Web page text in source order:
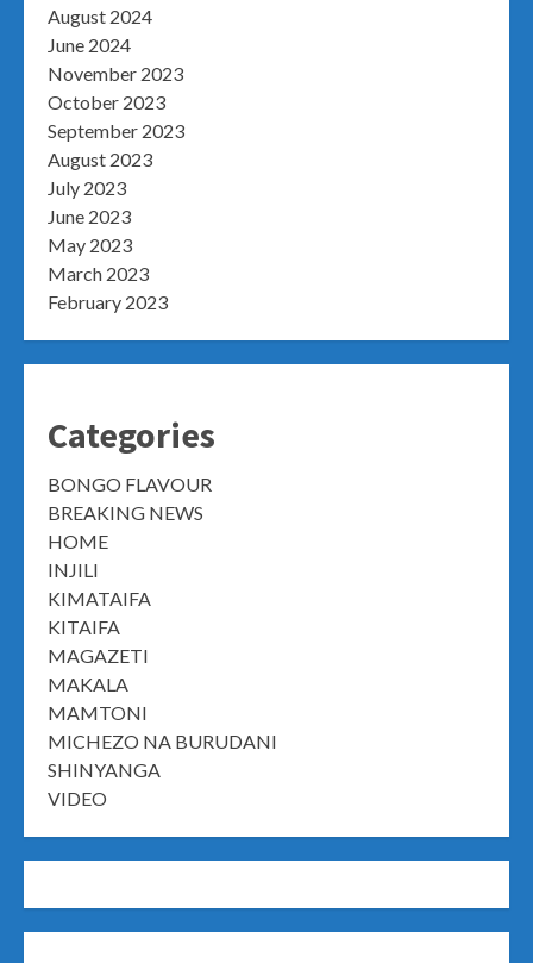
August 2024
June 2024
November 2023
October 2023
September 2023
August 2023
July 2023
June 2023
May 2023
March 2023
February 2023
Categories
BONGO FLAVOUR
BREAKING NEWS
HOME
INJILI
KIMATAIFA
KITAIFA
MAGAZETI
MAKALA
MAMTONI
MICHEZO NA BURUDANI
SHINYANGA
VIDEO